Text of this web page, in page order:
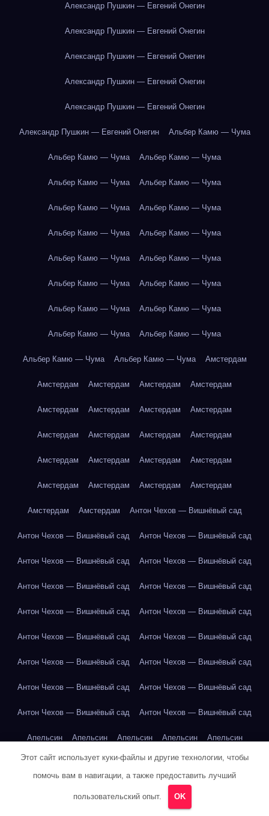
Александр Пушкин — Евгений Онегин
Александр Пушкин — Евгений Онегин
Александр Пушкин — Евгений Онегин
Александр Пушкин — Евгений Онегин
Александр Пушкин — Евгений Онегин
Александр Пушкин — Евгений Онегин Альбер Камю — Чума
Альбер Камю — Чума Альбер Камю — Чума
Альбер Камю — Чума Альбер Камю — Чума
Альбер Камю — Чума Альбер Камю — Чума
Альбер Камю — Чума Альбер Камю — Чума
Альбер Камю — Чума Альбер Камю — Чума
Альбер Камю — Чума Альбер Камю — Чума
Альбер Камю — Чума Альбер Камю — Чума
Альбер Камю — Чума Альбер Камю — Чума
Альбер Камю — Чума Альбер Камю — Чума Амстердам
Амстердам Амстердам Амстердам Амстердам
Амстердам Амстердам Амстердам Амстердам
Амстердам Амстердам Амстердам Амстердам
Амстердам Амстердам Амстердам Амстердам
Амстердам Амстердам Амстердам Амстердам
Амстердам Амстердам Антон Чехов — Вишнёвый сад
Антон Чехов — Вишнёвый сад Антон Чехов — Вишнёвый сад
Антон Чехов — Вишнёвый сад Антон Чехов — Вишнёвый сад
Антон Чехов — Вишнёвый сад Антон Чехов — Вишнёвый сад
Антон Чехов — Вишнёвый сад Антон Чехов — Вишнёвый сад
Антон Чехов — Вишнёвый сад Антон Чехов — Вишнёвый сад
Антон Чехов — Вишнёвый сад Антон Чехов — Вишнёвый сад
Антон Чехов — Вишнёвый сад Антон Чехов — Вишнёвый сад
Антон Чехов — Вишнёвый сад Антон Чехов — Вишнёвый сад
Апельсин Апельсин Апельсин Апельсин Апельсин
Апельсин Апельсин Апельсин Апельсин Апельсин
Арбуз
Арбуз
Этот сайт использует куки-файлы и другие технологии, чтобы
помочь вам в навигации, а также предоставить лучший
пользовательский опыт. OK